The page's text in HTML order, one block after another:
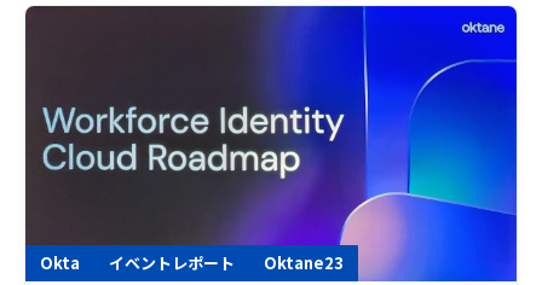
Okta イベントレポート Oktane23